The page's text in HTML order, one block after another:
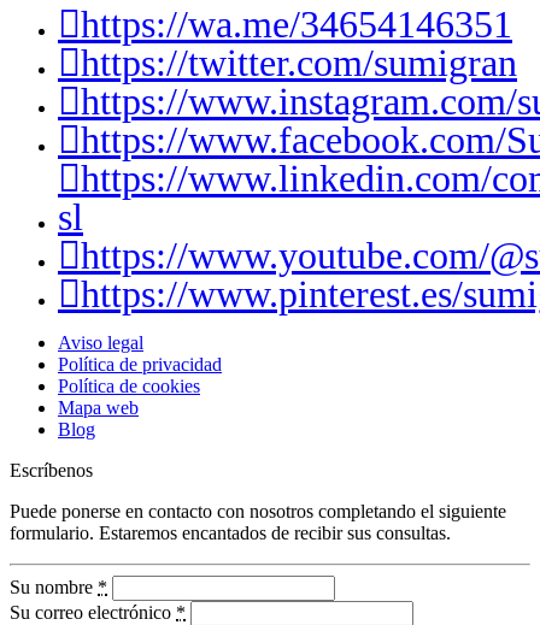
https://wa.me/34654146351
https://twitter.com/sumigran
https://www.instagram.com/
https://www.facebook.com/
https://www.linkedin.com/
sl
https://www.youtube.com/
https://www.pinterest.es/
Aviso legal
Política de privacidad
Política de cookies
Mapa web
Blog
Escríbenos
Puede ponerse en contacto con nosotros completando el siguiente
formulario. Estaremos encantados de recibir sus consultas.
Su nombre *
Su correo electrónico *